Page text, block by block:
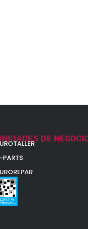
DE
PARTS